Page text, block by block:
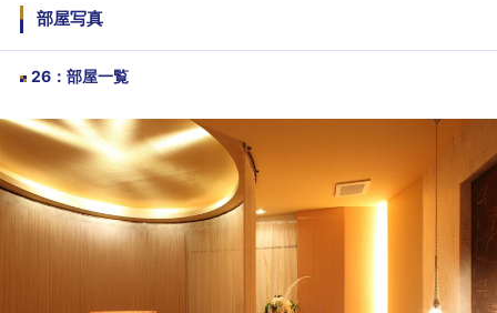
部屋写真
26 ： 部屋一覧